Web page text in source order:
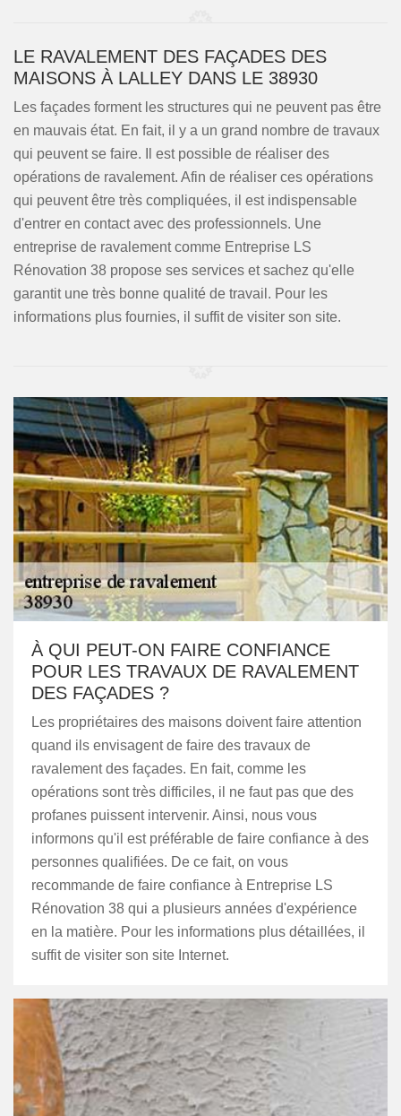
LE RAVALEMENT DES FAÇADES DES
MAISONS À LALLEY DANS LE 38930
Les façades forment les structures qui ne peuvent pas être
en mauvais état. En fait, il y a un grand nombre de travaux
qui peuvent se faire. Il est possible de réaliser des
opérations de ravalement. Afin de réaliser ces opérations
qui peuvent être très compliquées, il est indispensable
d'entrer en contact avec des professionnels. Une
entreprise de ravalement comme Entreprise LS
Rénovation 38 propose ses services et sachez qu'elle
garantit une très bonne qualité de travail. Pour les
informations plus fournies, il suffit de visiter son site.
À QUI PEUT-ON FAIRE CONFIANCE
POUR LES TRAVAUX DE RAVALEMENT
DES FAÇADES ?
Les propriétaires des maisons doivent faire attention
quand ils envisagent de faire des travaux de
ravalement des façades. En fait, comme les
opérations sont très difficiles, il ne faut pas que des
profanes puissent intervenir. Ainsi, nous vous
informons qu'il est préférable de faire confiance à des
personnes qualifiées. De ce fait, on vous
recommande de faire confiance à Entreprise LS
Rénovation 38 qui a plusieurs années d'expérience
en la matière. Pour les informations plus détaillées, il
suffit de visiter son site Internet.